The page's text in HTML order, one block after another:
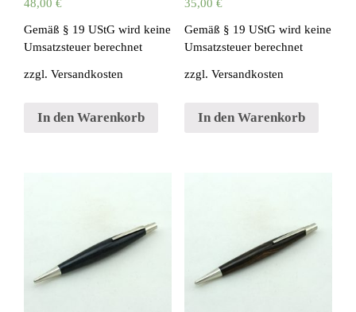
48,00 €
Gemäß § 19 UStG wird keine
Umsatzsteuer berechnet
zzgl. Versandkosten
In den Warenkorb
35,00 €
Gemäß § 19 UStG wird keine
Umsatzsteuer berechnet
zzgl. Versandkosten
In den Warenkorb